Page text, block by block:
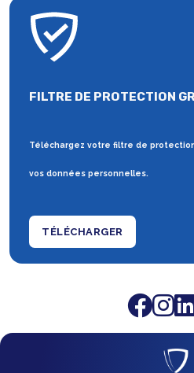
FILTRE DE PROTECTION
Téléchargez votre filtre de
vos données personnelles.
TÉLÉCHARGER